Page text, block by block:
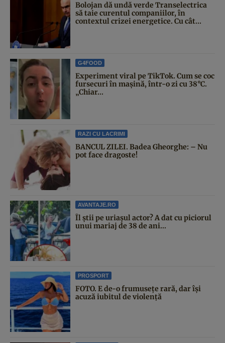
Bolojan dă undă verde Transelectrica
să taie curentul companiilor, în
contextul crizei energetice. Cu cât...
G4FOOD
Experiment viral pe TikTok. Cum se coc
fursecuri în mașină, într-o zi cu 38°C.
„Chiar...
RAZI CU LACRIMI
BANCUL ZILEI. Badea Gheorghe: – Nu
pot face dragoste!
AVANTAJE.RO
Îl știi pe uriașul actor? A dat cu piciorul
unui mariaj de 38 de ani...
PROSPORT
FOTO. E de-o frumusețe rară, dar își
acuză iubitul de violență